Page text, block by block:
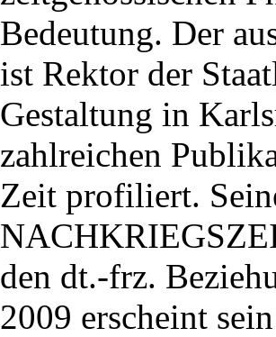
Bedeutung. Der
ist Rektor der
Gestaltung in
zahlreichen
Zeit profiliert.
den dt.-frz.
2009 erscheint